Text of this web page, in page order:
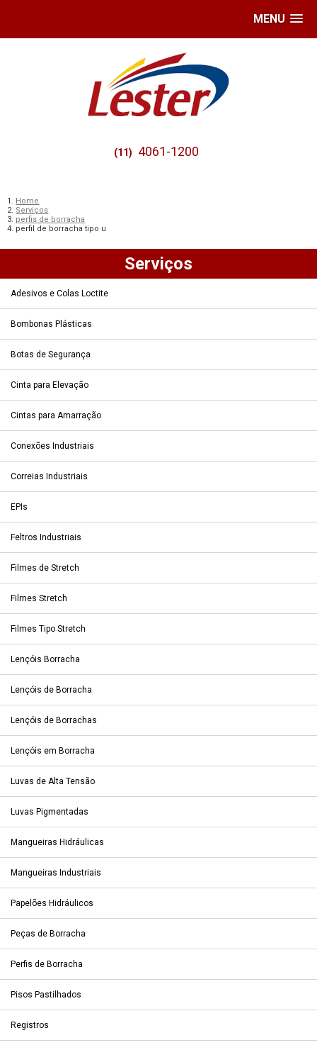
MENU
(11) 4061-1200
Home
Serviços
perfis de borracha
perfil de borracha tipo u
Serviços
Adesivos e Colas Loctite
Bombonas Plásticas
Botas de Segurança
Cinta para Elevação
Cintas para Amarração
Conexões Industriais
Correias Industriais
EPIs
Feltros Industriais
Filmes de Stretch
Filmes Stretch
Filmes Tipo Stretch
Lençóis Borracha
Lençóis de Borracha
Lençóis de Borrachas
Lençóis em Borracha
Luvas de Alta Tensão
Luvas Pigmentadas
Mangueiras Hidráulicas
Mangueiras Industriais
Papelões Hidráulicos
Peças de Borracha
Perfis de Borracha
Pisos Pastilhados
Registros